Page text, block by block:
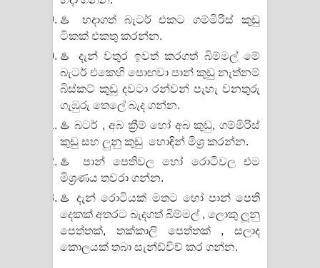
♨️ හදාගත් බැටර් එකට ගම්මිරිස් කුඩු
ටිකක් එකතු කරන්න.
♨️ දැන් වතුර ඉවත් කරගත් බිම්මල් මේ
බැටර් එකෙහි පොඟවා පාන් කුඩු නැත්නම්
බිස්කට් කුඩු දවටා රන්වන් පැහැ වනතුරු
ගැඹුරු තෙලේ බැද ගන්න.
♨️ බටර් , අබ ක්‍රීම් හෝ අබ කුඩු, ගම්මිරිස්
කුඩු සහ ලුනු කුඩු හොඳින් මිශ්‍ර කරන්න.
♨️ පාන් පෙතිවල හෝ රොටිවල එම
මිශ්‍රණය තවරා ගන්න.
♨️ දැන් රොටියක් මතට හෝ පාන් පෙති
දෙකක් අතරට බැදගත් බිම්මල් , ලොකු ලූනු
පෙත්තක්, තක්කාලි පෙත්තක් , සලාද
කොලයක් තබා සැන්ඩ්විච් කර ගන්න.